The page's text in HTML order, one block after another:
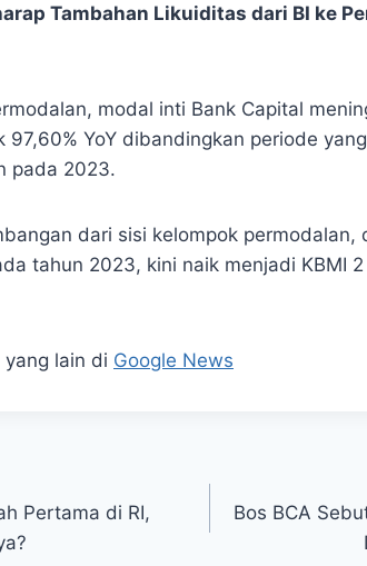
Tambahan Likuiditas dari BI ke
modal inti Bank Capital
97,60% YoY dibandingkan periode
pada 2023.
dari sisi kelompok permodalan,
tahun 2023, kini naik menjadi KBMI
lain di Google News
Pertama di RI,
Bos BCA